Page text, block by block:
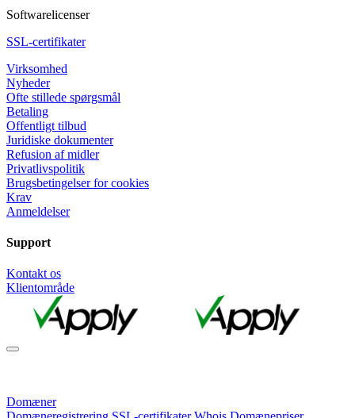
Softwarelicenser
SSL-certifikater
Virksomhed
Nyheder
Ofte stillede spørgsmål
Betaling
Offentligt tilbud
Juridiske dokumenter
Refusion af midler
Privatlivspolitik
Brugsbetingelser for cookies
Krav
Anmeldelser
Support
Kontakt os
Klientområde
Domæner